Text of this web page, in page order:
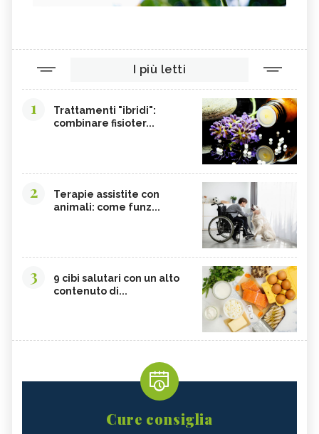
I più letti
1
Trattamenti "ibridi":
combinare fisioter...
2
Terapie assistite con
animali: come funz...
3
9 cibi salutari con un alto
contenuto di...
Cure consiglia